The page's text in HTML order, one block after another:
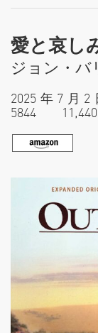
愛と哀し
ジョン・バ
2025年7月2
5844 11,440